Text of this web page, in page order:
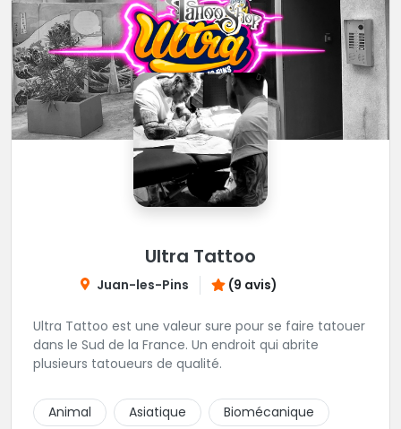
Ultra Tattoo
Juan-les-Pins (9 avis)
Ultra Tattoo est une valeur sure pour se faire tatouer
dans le Sud de la France. Un endroit qui abrite
plusieurs tatoueurs de qualité.
Animal Asiatique
Biomécanique